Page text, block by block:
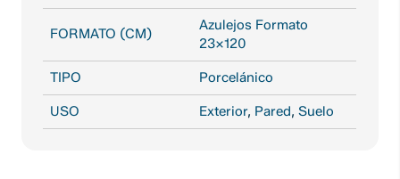
FORMATO (CM)
Azulejos Formato
23X120
TIPO Porcelánico
USO Exterior, Pared, Suelo